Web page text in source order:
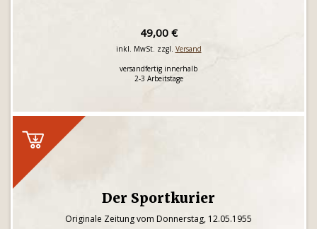
49,00 €
inkl. MwSt. zzgl. Versand
versandfertig innerhalb
2-3 Arbeitstage
Der Sportkurier
Originale Zeitung vom Donnerstag, 12.05.1955